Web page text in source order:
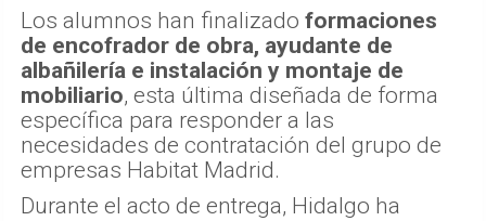
Los alumnos han finalizado formaciones
de encofrador de obra, ayudante de
albañilería e instalación y montaje de
mobiliario, esta última diseñada de forma
específica para responder a las
necesidades de contratación del grupo de
empresas Habitat Madrid.
Durante el acto de entrega, Hidalgo ha